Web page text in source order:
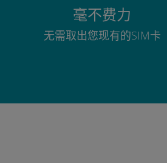
毫不费力
无需取出您现有的SIM卡